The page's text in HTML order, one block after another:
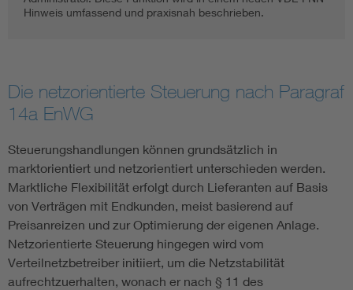
Hinweis umfassend und praxisnah beschrieben.
Die netzorientierte Steuerung nach Paragraf
14a EnWG
Steuerungshandlungen können grundsätzlich in
marktorientiert und netzorientiert unterschieden werden.
Marktliche Flexibilität erfolgt durch Lieferanten auf Basis
von Verträgen mit Endkunden, meist basierend auf
Preisanreizen und zur Optimierung der eigenen Anlage.
Netzorientierte Steuerung hingegen wird vom
Verteilnetzbetreiber initiiert, um die Netzstabilität
aufrechtzuerhalten, wonach er nach § 11 des